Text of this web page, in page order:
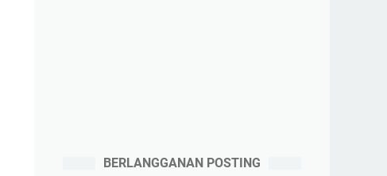
BERLANGGANAN POSTING